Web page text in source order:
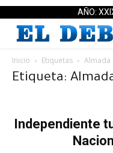
AÑO:
Inicio Etiquetas Almada
Etiqueta:
Independiente